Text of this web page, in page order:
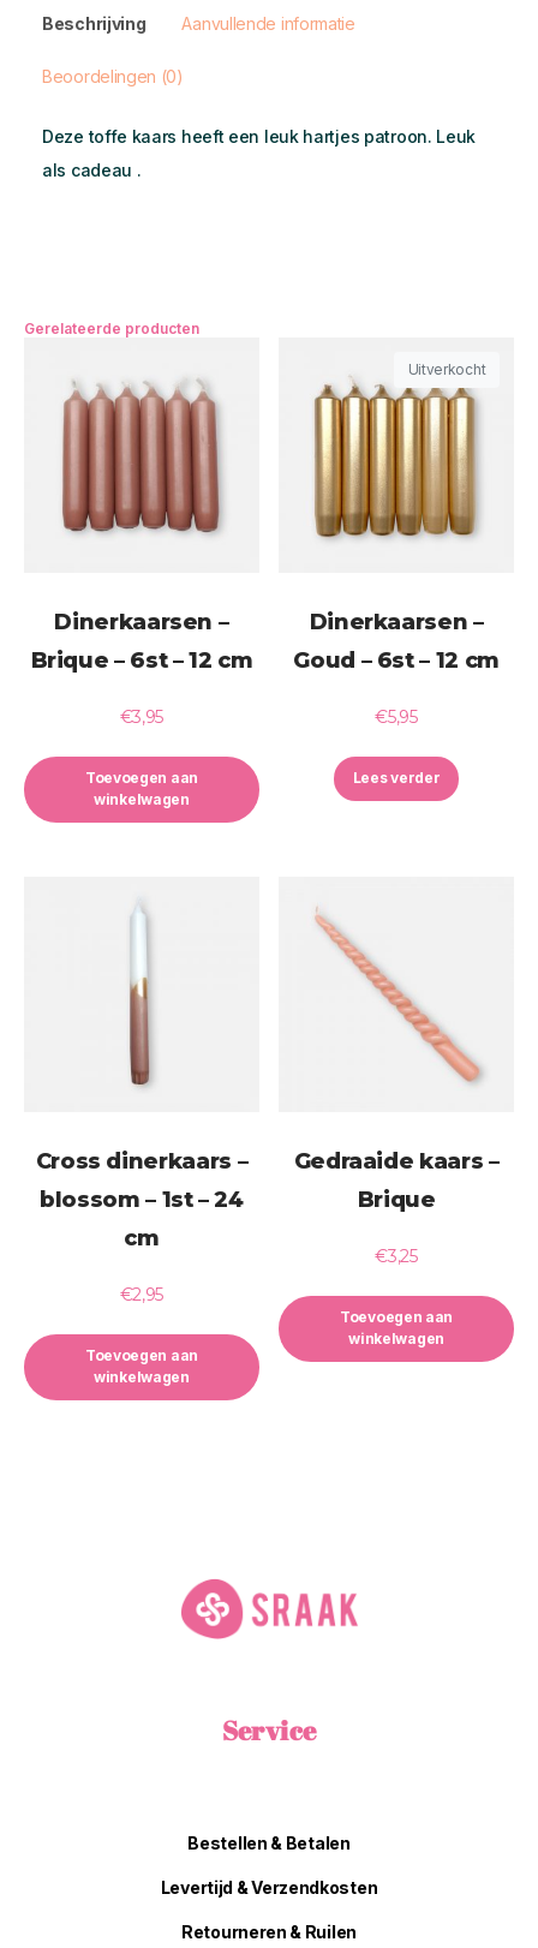
Beschrijving Aanvullende informatie
Beoordelingen (0)
Deze toffe kaars heeft een leuk hartjes patroon. Leuk
als cadeau .
Gerelateerde producten
Dinerkaarsen –
Brique – 6st – 12 cm
€3,95
Toevoegen aan
winkelwagen
Uitverkocht
Dinerkaarsen –
Goud – 6st – 12 cm
€5,95
Lees verder
Cross dinerkaars –
blossom – 1st – 24
cm
€2,95
Toevoegen aan
winkelwagen
Gedraaide kaars –
Brique
€3,25
Toevoegen aan
winkelwagen
Service
Bestellen & Betalen
Levertijd & Verzendkosten
Retourneren & Ruilen